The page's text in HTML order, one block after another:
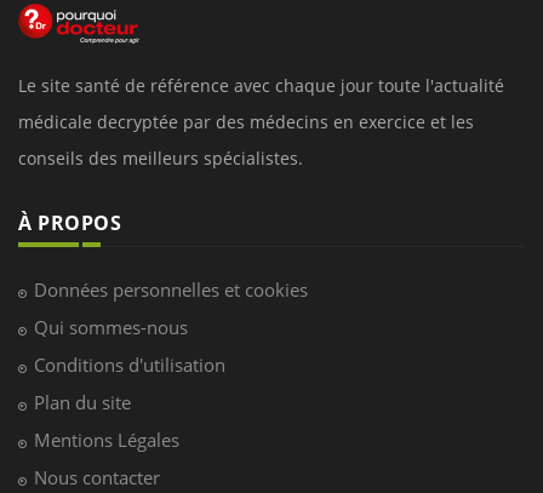
Le site santé de référence avec chaque jour toute l'actualité
médicale decryptée par des médecins en exercice et les
conseils des meilleurs spécialistes.
À PROPOS
Données personnelles et cookies
Qui sommes-nous
Conditions d'utilisation
Plan du site
Mentions Légales
Nous contacter